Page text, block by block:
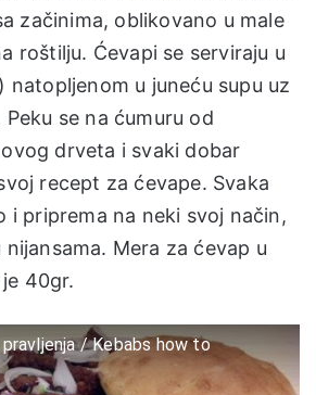
začinima, oblikovano u male
roštilju. Ćevapi se serviraju u
natopljenom u juneću supu uz
se na ćumuru od
drveta i svaki dobar
recept za ćevape. Svaka
i priprema na neki svoj način,
nijansama. Mera za ćevap u
40gr.
/ Kebabs how to